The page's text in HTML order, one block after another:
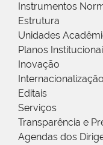
Instrumentos
Estrutura
Unidades
Planos
Inovação
Internacionalização
Editais
Serviços
Transparência e
Agendas dos